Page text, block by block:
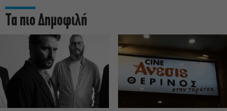
Τα πιο Δημοφιλή